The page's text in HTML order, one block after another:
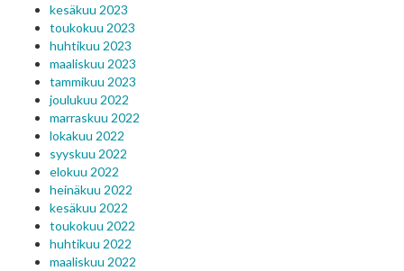
kesäkuu 2023
toukokuu 2023
huhtikuu 2023
maaliskuu 2023
tammikuu 2023
joulukuu 2022
marraskuu 2022
lokakuu 2022
syyskuu 2022
elokuu 2022
heinäkuu 2022
kesäkuu 2022
toukokuu 2022
huhtikuu 2022
maaliskuu 2022